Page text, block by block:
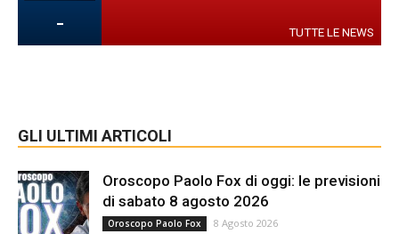
- TUTTE LE NEWS
GLI ULTIMI ARTICOLI
Oroscopo Paolo Fox di oggi: le previsioni
di sabato 8 agosto 2026
Oroscopo Paolo Fox 8 Agosto 2026